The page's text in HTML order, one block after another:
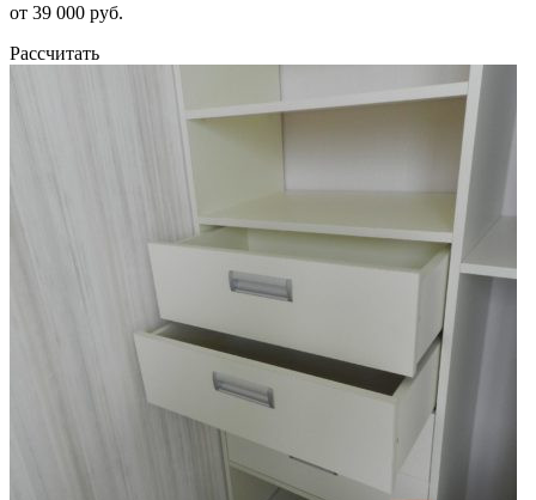
от 39 000 руб.
Рассчитать